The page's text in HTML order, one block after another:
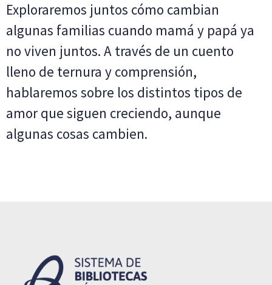
Exploraremos juntos cómo cambian
algunas familias cuando mamá y papá ya
no viven juntos. A través de un cuento
lleno de ternura y comprensión,
hablaremos sobre los distintos tipos de
amor que siguen creciendo, aunque
algunas cosas cambien.